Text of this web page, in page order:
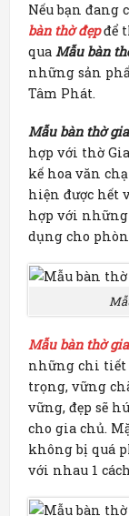
Nếu bạn
bàn thờ đẹpđể
qua Mẫu bàn
những sản
Tâm Phát.
Mẫu bàn thờ
hợp với thờ
kế hoa văn
hiện được hết
hợp với
dụng cho
Mẫu bàn thờ
những chi tiết
trọng, vững
vững, đẹp sẽ
cho gia chủ.
không bị quá
với nhau 1